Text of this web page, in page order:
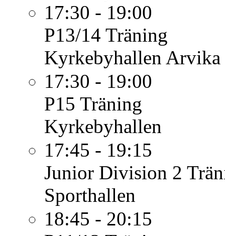
17:30 - 19:00
P13/14 Träning
Kyrkebyhallen Arvika
17:30 - 19:00
P15 Träning
Kyrkebyhallen
17:45 - 19:15
Junior Division 2
Sporthallen
18:45 - 20:15